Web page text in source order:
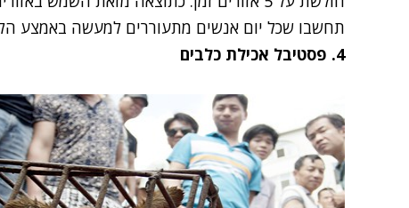
תחשבו שכל יום אנשים מתעוררים למעשה באמצע
4. פסטיבל אכילת כלבים